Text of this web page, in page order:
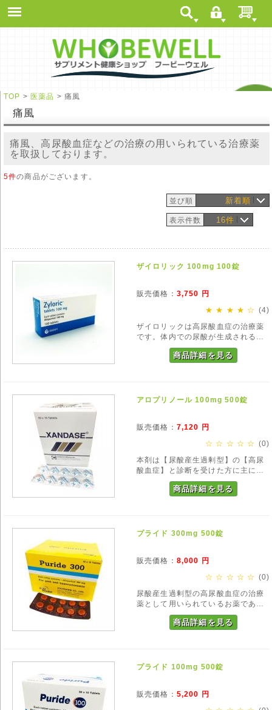
TOP > 医薬品 > 痛風
痛風
痛風、高尿酸血症などの治療の用いられている治療薬
を取扱しております。
5件の商品がございます。
並び順 新着順
表示件数 16件
ザイロリック 100mg 100錠
販売価格： 3,750 円
★ ★ ★ ★ ☆ (4)
ザイロリックは高尿酸血症の治療薬
です。体内での尿酸が生成される過
程に関与し、尿酸の生成量を減消化
させる働きがあります。尿酸値が低
商品詳細を見る
アロプリノール 100mg 500錠
販売価格： 7,120 円
☆ ☆ ☆ ☆ ☆ (0)
本剤は【尿酸産生過剰型】の【高尿
酸血症】と診断を受けた方に主に処
方されるお薬です。尿酸の生成を抑
制する作用があり、血中の尿酸を減
商品詳細を見る
プライド 300mg 500錠
販売価格： 8,000 円
☆ ☆ ☆ ☆ ☆ (0)
尿酸産生過剰型の高尿酸血症の治療
薬として用いられているお薬であ
り、ザイロリックの後発医薬品で
す。高尿酸血症や痛風治療の用いら
商品詳細を見る
プライド 100mg 500錠
販売価格： 5,200 円